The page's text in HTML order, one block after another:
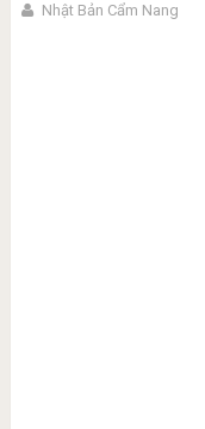
Nhật Bản Cẩm Nang